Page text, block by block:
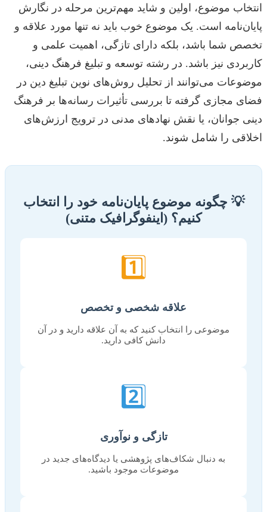
انتخاب موضوع، اولین و شاید مهم‌ترین مرحله در نگارش
پایان‌نامه است. یک موضوع خوب باید نه تنها مورد علاقه و
تخصص شما باشد، بلکه دارای تازگی، اهمیت علمی و
کاربردی نیز باشد. در رشته توسعه و تبلیغ فرهنگ دینی،
موضوعات می‌توانند از تحلیل روش‌های نوین تبلیغ دین در
فضای مجازی گرفته تا بررسی تأثیرات رسانه‌ها بر فرهنگ
دینی جوانان، یا نقش نهادهای مدنی در ترویج ارزش‌های
اخلاقی را شامل شوند.
💡 چگونه موضوع پایان‌نامه خود را انتخاب
کنیم؟ (اینفوگرافیک متنی)
1️⃣
علاقه شخصی و تخصص
موضوعی را انتخاب کنید که به آن علاقه دارید و در آن
دانش کافی دارید.
2️⃣
تازگی و نوآوری
به دنبال شکاف‌های پژوهشی یا دیدگاه‌های جدید در
موضوعات موجود باشید.